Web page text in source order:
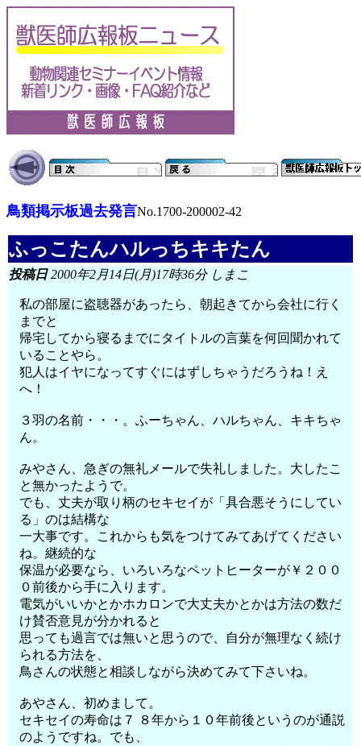
鳥類掲示板過去発言No.1700-200002-42
ふっこたんハルっちキキたん
投稿日2000年2月14日(月)17時36分 しまこ
私の部屋に盗聴器があったら、朝起きてから会社に行く
までと
帰宅してから寝るまでにタイトルの言葉を何回聞かれて
いることやら。
犯人はイヤになってすぐにはずしちゃうだろうね！え
へ！
３羽の名前・・・。ふーちゃん、ハルちゃん、キキちゃ
ん。
みやさん、急ぎの無礼メールで失礼しました。大したこ
と無かったようで。
でも、丈夫が取り柄のセキセイが「具合悪そうにしてい
る」のは結構な
一大事です。これからも気をつけてみてあげてください
ね。継続的な
保温が必要なら、いろいろなペットヒーターが￥２００
０前後から手に入ります。
電気がいいかとかホカロンで大丈夫かとかは方法の数だ
け賛否意見が分かれると
思っても過言では無いと思うので、自分が無理なく続け
られる方法を、
鳥さんの状態と相談しながら決めてみて下さいね。
あやさん、初めまして。
セキセイの寿命は７ ８年から１０年前後というのが通説
のようですね。でも、